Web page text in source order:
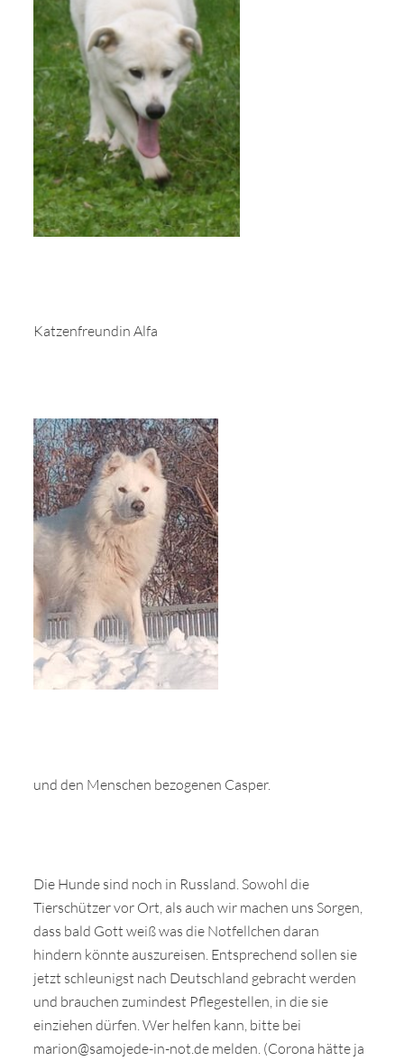
Katzenfreundin Alfa
und den Menschen bezogenen Casper.
Die Hunde sind noch in Russland. Sowohl die
Tierschützer vor Ort, als auch wir machen uns Sorgen,
dass bald Gott weiß was die Notfellchen daran
hindern könnte auszureisen. Entsprechend sollen sie
jetzt schleunigst nach Deutschland gebracht werden
und brauchen zumindest Pflegestellen, in die sie
einziehen dürfen. Wer helfen kann, bitte bei
marion@samojede-in-not.de melden. (Corona hätte ja